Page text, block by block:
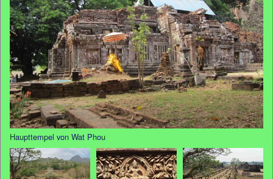
Haupttempel von Wat Phou